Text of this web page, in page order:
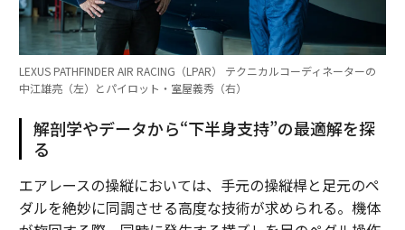
LEXUS PATHFINDER AIR RACING（LPAR） テクニカルコーディネーターの
中江雄亮（左）とパイロット・室屋義秀（右）
解剖学やデータから“下半身支持”の最適解を探
る
エアレースの操縦においては、手元の操縦桿と足元のペ
ダルを絶妙に同調させる高度な技術が求められる。機体